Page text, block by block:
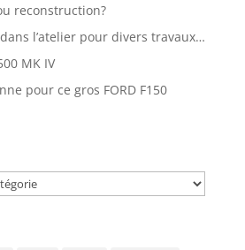
reconstruction?
l’atelier pour divers travaux…
MK IV
pour ce gros FORD F150